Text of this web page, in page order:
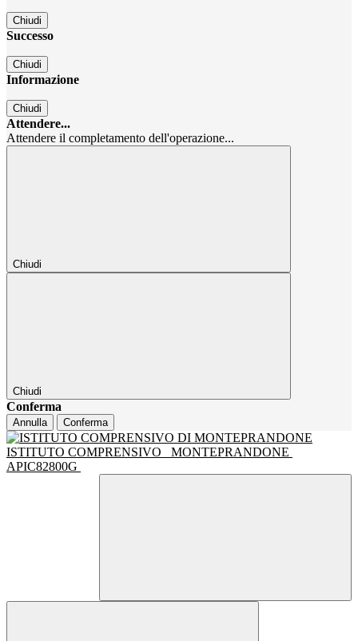
Chiudi
Successo
Chiudi
Informazione
Chiudi
Attendere...
Attendere il completamento dell'operazione...
Chiudi
Chiudi
Conferma
Annulla Conferma
ISTITUTO COMPRENSIVO
MONTEPRANDONE
APIC82800G